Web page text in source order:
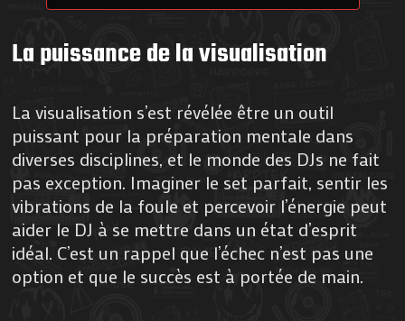
La puissance de la visualisation
La visualisation s’est révélée être un outil
puissant pour la préparation mentale dans
diverses disciplines, et le monde des DJs ne fait
pas exception. Imaginer le set parfait, sentir les
vibrations de la foule et percevoir l’énergie peut
aider le DJ à se mettre dans un état d’esprit
idéal. C’est un rappel que l’échec n’est pas une
option et que le succès est à portée de main.